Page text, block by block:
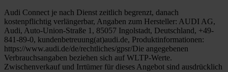
Audi Connect je nach Dienst zeitlich begrenzt, danach
kostenpflichtig verlängerbar, Angaben zum Hersteller: AUDI AG,
Audi, Auto-Union-Straße 1, 85057 Ingolstadt, Deutschland, +49-
841-89-0, kundenbetreuung(at)audi.de, Produktinformationen:
https://www.audi.de/de/rechtliches/gpsr/Die angegebenen
Verbrauchsangaben beziehen sich auf WLTP-Werte.
Zwischenverkauf und Irrtümer für dieses Angebot sind ausdrücklich